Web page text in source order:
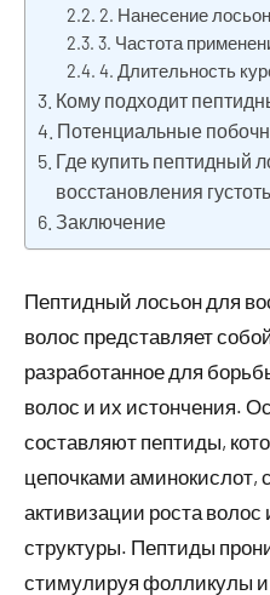
2. Нанесение
3. Частота
4. Длительность
Кому подходит
Потенциальные
Где купить пептидный
восстановления
Заключение
Пептидный лосьон для
волос представляет
разработанное для
волос и их истончения.
составляют пептиды,
цепочками
активизации роста
структуры. Пептиды
стимулируя фолликулы и